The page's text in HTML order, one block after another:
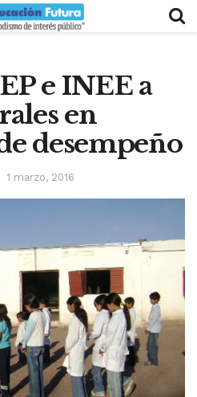
e INEE a
en
desempeño
1 marzo, 2016